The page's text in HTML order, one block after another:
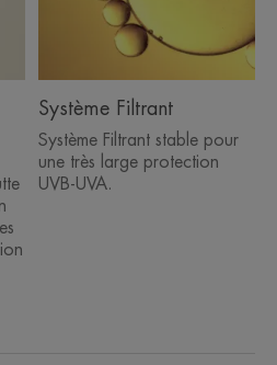
Système Filtrant
Système Filtrant stable pour
une très large protection
UVB-UVA.